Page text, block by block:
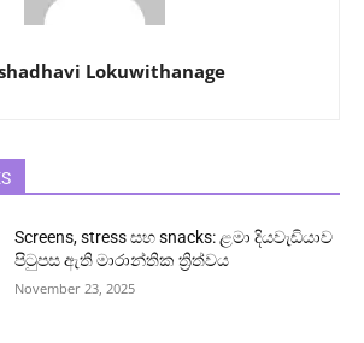
Lokuwithanage
Screens, stress සහ snacks: ළමා දියවැඩියාව
පිටුපස ඇති මාරාන්තික ත්‍රිත්වය
November 23, 2025